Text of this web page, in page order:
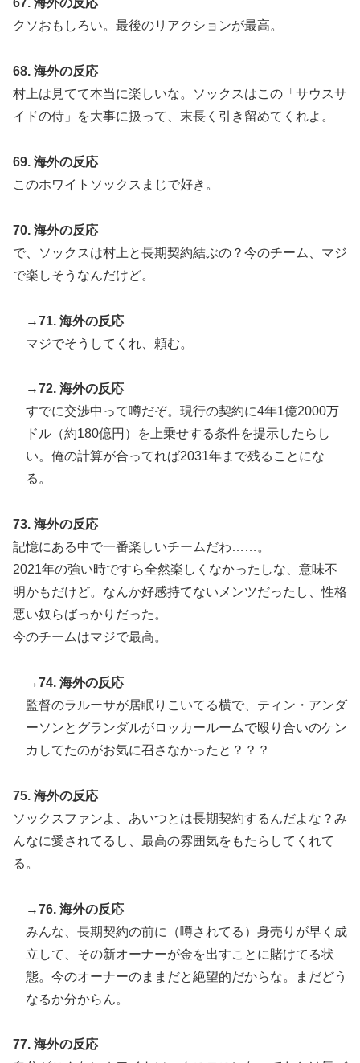
67. 海外の反応
クソおもしろい。最後のリアクションが最高。
68. 海外の反応
村上は見てて本当に楽しいな。ソックスはこの「サウスサ
イドの侍」を大事に扱って、末長く引き留めてくれよ。
69. 海外の反応
このホワイトソックスまじで好き。
70. 海外の反応
で、ソックスは村上と長期契約結ぶの？今のチーム、マジ
で楽しそうなんだけど。
→71. 海外の反応
マジでそうしてくれ、頼む。
→72. 海外の反応
すでに交渉中って噂だぞ。現行の契約に4年1億2000万
ドル（約180億円）を上乗せする条件を提示したらし
い。俺の計算が合ってれば2031年まで残ることにな
る。
73. 海外の反応
記憶にある中で一番楽しいチームだわ……。
2021年の強い時ですら全然楽しくなかったしな、意味不
明かもだけど。なんか好感持てないメンツだったし、性格
悪い奴らばっかりだった。
今のチームはマジで最高。
→74. 海外の反応
監督のラルーサが居眠りこいてる横で、ティン・アンダ
ーソンとグランダルがロッカールームで殴り合いのケン
カしてたのがお気に召さなかったと？？？
75. 海外の反応
ソックスファンよ、あいつとは長期契約するんだよな？み
んなに愛されてるし、最高の雰囲気をもたらしてくれて
る。
→76. 海外の反応
みんな、長期契約の前に（噂されてる）身売りが早く成
立して、その新オーナーが金を出すことに賭けてる状
態。今のオーナーのままだと絶望的だからな。まだどう
なるか分からん。
77. 海外の反応